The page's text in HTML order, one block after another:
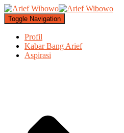
Toggle Navigation
Profil
Kabar Bang Arief
Aspirasi